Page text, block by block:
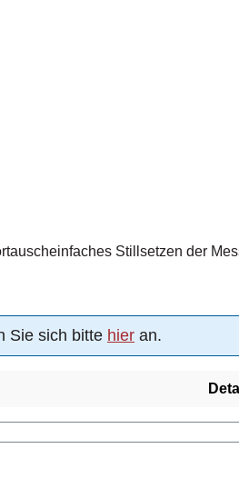
Stillsetzen der
Sie sich bitte hier an.